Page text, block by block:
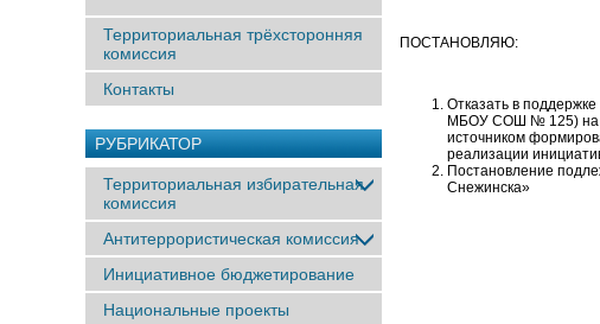
Территориальная трёхсторонняя
комиссия
Контакты
РУБРИКАТОР
Территориальная избирательная
комиссия
Антитеррористическая комиссия
Инициативное бюджетирование
Национальные проекты
ПОСТАНОВЛЯЮ:
Отказать в
МБОУ СОШ № 125) на
источником
реализации
Постановление
Снежинска» и на